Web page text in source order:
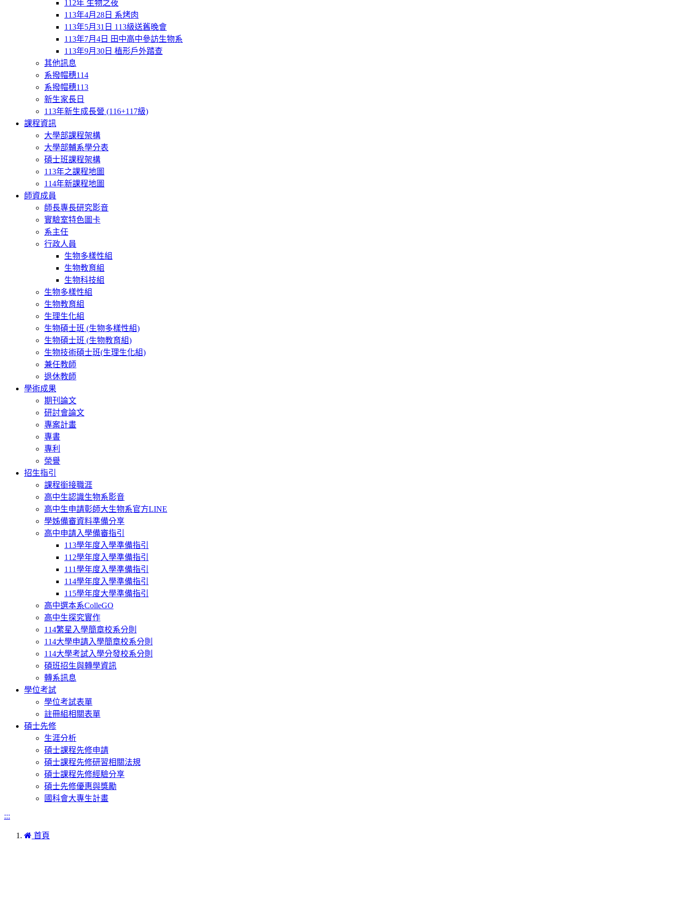
112年 生物之夜
113年4月28日 系烤肉
113年5月31日 113級送舊晚會
113年7月4日 田中高中參訪生物系
113年9月30日 植形戶外踏查
其他訊息
系撥帽穗114
系撥帽穗113
新生家長日
113年新生成長營 (116+117級)
課程資訊
大學部課程架構
大學部輔系學分表
碩士班課程架構
113年之課程地圖
114年新課程地圖
師資成員
師長專長研究影音
實驗室特色圖卡
系主任
行政人員
生物多樣性組
生物教育組
生物科技組
生物多樣性組
生物教育組
生理生化組
生物碩士班 (生物多樣性組)
生物碩士班 (生物教育組)
生物技術碩士班(生理生化組)
兼任教師
退休教師
學術成果
期刊論文
研討會論文
專案計畫
專書
專利
榮譽
招生指引
課程銜接職涯
高中生認識生物系影音
高中生申請彰師大生物系官方LINE
學姊備審資料準備分享
高中申請入學備審指引
113學年度入學準備指引
112學年度入學準備指引
111學年度入學準備指引
114學年度入學準備指引
115學年度大學準備指引
高中選本系ColleGO
高中生探究實作
114繁星入學簡章校系分則
114大學申請入學簡章校系分則
114大學考試入學分發校系分則
碩班招生與轉學資訊
轉系訊息
學位考試
學位考試表單
註冊組相關表單
碩士先修
生涯分析
碩士課程先修申請
碩士課程先修研習相關法規
碩士課程先修經驗分享
碩士先修優惠與獎勵
國科會大專生計畫
:::
首頁